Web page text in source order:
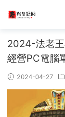
2024-法老
經營PC電腦
2024-04-27